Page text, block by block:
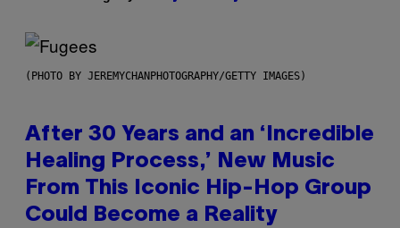
(PHOTO BY JEREMYCHANPHOTOGRAPHY/GETTY IMAGES)
After 30 Years and an ‘Incredible
Healing Process,’ New Music
From This Iconic Hip-Hop Group
Could Become a Reality